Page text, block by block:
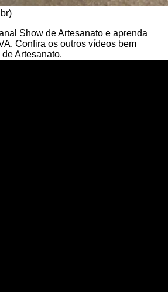
Show de Artesanato e aprenda
Confira os outros vídeos bem
Artesanato.